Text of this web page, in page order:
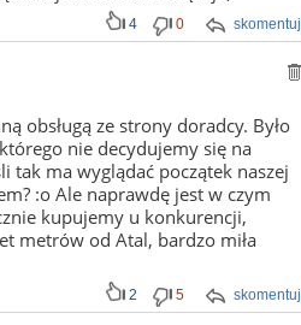
skomentuj
4 0
obsługą ze strony doradcy. Było
nie decydujemy się na
tak ma wyglądać początek naszej
:o Ale naprawdę jest w czym
kupujemy u konkurencji,
metrów od Atal, bardzo miła
skomentuj
2 5